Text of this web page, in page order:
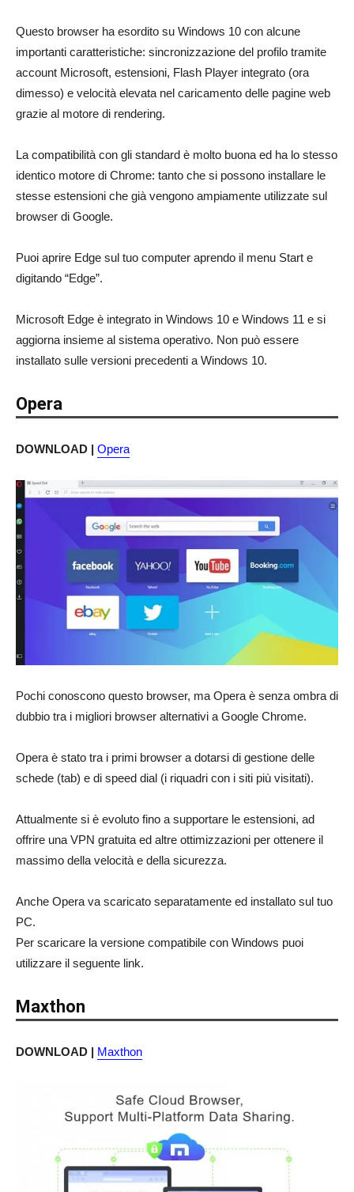
Questo browser ha esordito su Windows 10 con alcune
importanti caratteristiche: sincronizzazione del profilo tramite
account Microsoft, estensioni, Flash Player integrato (ora
dimesso) e velocità elevata nel caricamento delle pagine web
grazie al motore di rendering.
La compatibilità con gli standard è molto buona ed ha lo stesso
identico motore di Chrome: tanto che si possono installare le
stesse estensioni che già vengono ampiamente utilizzate sul
browser di Google.
Puoi aprire Edge sul tuo computer aprendo il menu Start e
digitando “Edge”.
Microsoft Edge è integrato in Windows 10 e Windows 11 e si
aggiorna insieme al sistema operativo. Non può essere
installato sulle versioni precedenti a Windows 10.
Opera
DOWNLOAD | Opera
Pochi conoscono questo browser, ma Opera è senza ombra di
dubbio tra i migliori browser alternativi a Google Chrome.
Opera è stato tra i primi browser a dotarsi di gestione delle
schede (tab) e di speed dial (i riquadri con i siti più visitati).
Attualmente si è evoluto fino a supportare le estensioni, ad
offrire una VPN gratuita ed altre ottimizzazioni per ottenere il
massimo della velocità e della sicurezza.
Anche Opera va scaricato separatamente ed installato sul tuo
PC.
Per scaricare la versione compatibile con Windows puoi
utilizzare il seguente link.
Maxthon
DOWNLOAD | Maxthon